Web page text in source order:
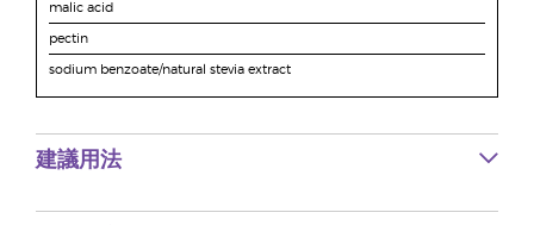
malic acid
pectin
sodium benzoate/natural stevia extract
建議用法